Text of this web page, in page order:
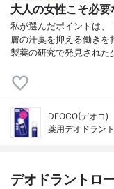
大人の女性こそ必要
私が選んだポイントは、
膚の汗臭を抑える働きを
製薬の研究で発見された
DEOCO(デオコ)
薬用デオドラン
デオドラントロ